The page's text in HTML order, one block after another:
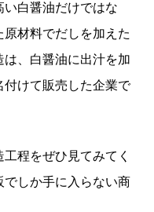
い白醤油だけではな
原材料でだしを加えた
は、白醤油に出汁を加
付けて販売した企業で
程をぜひ見てみてく
しか手に入らない商